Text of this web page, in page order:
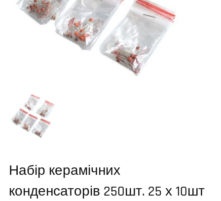
Набір керамічних
конденсаторів 250шт. 25 х 10шт